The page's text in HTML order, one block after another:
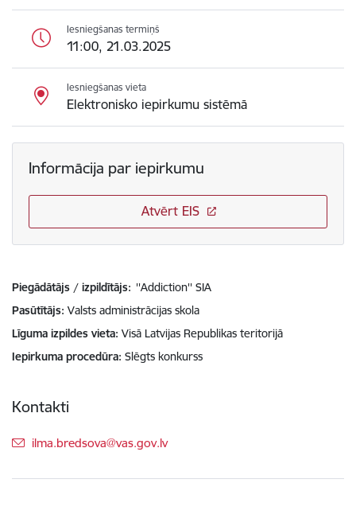
Iesniegšanas termiņš
11:00, 21.03.2025
Iesniegšanas vieta
Elektronisko iepirkumu sistēmā
Informācija par iepirkumu
Atvērt EIS
Piegādātājs / izpildītājs: ''Addiction'' SIA
Pasūtītājs Valsts administrācijas skola
Līguma izpildes vieta Visā Latvijas Republikas teritorijā
Iepirkuma procedūra Slēgts konkurss
Kontakti
E-pasts:
ilma.bredsova@vas.gov.lv